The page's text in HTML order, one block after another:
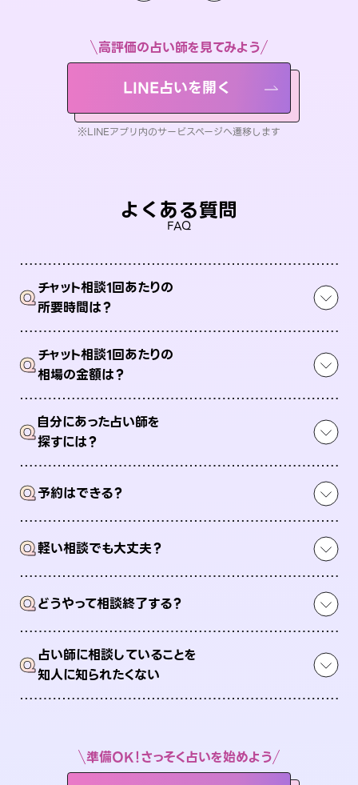
高評価の占い師を見てみよう
LINE占いを開く
※LINEアプリ内のサービスページへ遷移します
よくある質問
FAQ
Qチャット相談1回あたりの
所要時間は？
Qチャット相談1回あたりの
相場の金額は？
Q自分にあった占い師を
探すには？
Q予約はできる？
Q軽い相談でも大丈夫？
Qどうやって相談終了する？
Q占い師に相談していることを
知人に知られたくない
準備OK！さっそく占いを始めよう